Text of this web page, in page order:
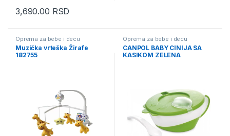
3,690.00 RSD
Oprema za bebe i decu
Muzička vrteška Žirafe
182755
Oprema za bebe i decu
CANPOL BABY CINIJA SA
KASIKOM ZELENA